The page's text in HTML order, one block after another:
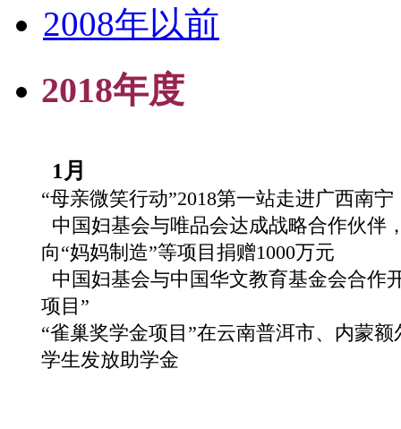
2008年以前
2018年度
1月
“母亲微笑行动”2018第一站走进广西南宁
中国妇基会与唯品会达成战略合作伙伴
向“妈妈制造”等项目捐赠1000万元
中国妇基会与中国华文教育基金会合作
项目”
“雀巢奖学金项目”在云南普洱市、内蒙
学生发放助学金